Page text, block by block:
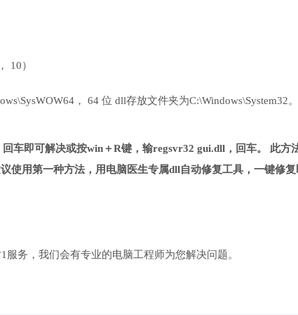
10）
， 64 位 dll存放文件夹为C:\Windows\System32。
车即可解决或按win＋R键，输regsvr32 gui.dll，回车。 此方
使用第一种方法，用电脑医生专属dll自动修复工具，一键修复
务，我们会有专业的电脑工程师为您解决问题。